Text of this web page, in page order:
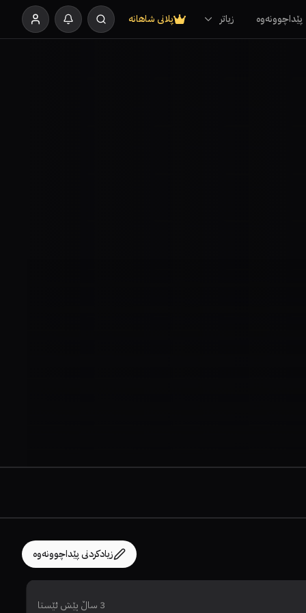
پێداچوونەوە زیاتر پلانی شاهانە
زیادکردنی پێداچوونەوە
3 ساڵ پێش ئێستا